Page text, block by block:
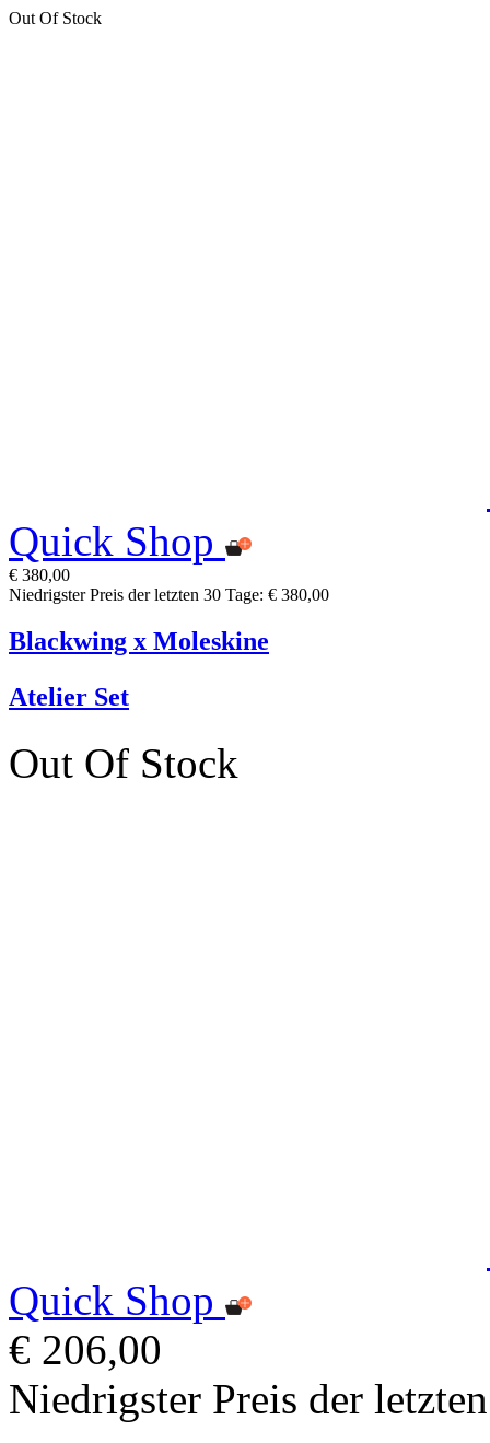
Out Of Stock
Quick Shop
€ 380,00
Niedrigster Preis der letzten 30 Tage: € 380,00
Blackwing x Moleskine
Atelier Set
Out Of Stock
Quick Shop
€ 206,00
Niedrigster Preis der